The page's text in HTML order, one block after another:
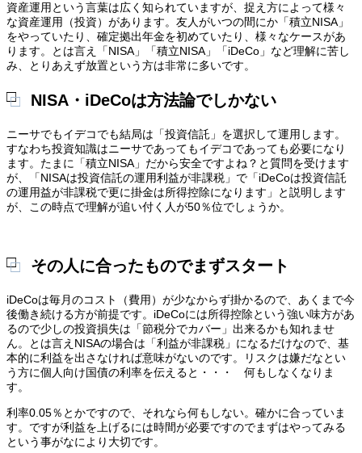
資産運用という言葉は広く知られていますが、捉え方によって様々
な資産運用（投資）があります。友人がいつの間にか「積立NISA」
をやっていたり、確定拠出年金を初めていたり、様々なケースがあ
ります。とは言え「NISA」「積立NISA」「iDeCo」など理解に苦し
み、とりあえず放置という方は非常に多いです。
NISA・iDeCoは方法論でしかない
ニーサでもイデコでも結局は「投資信託」を選択して運用します。
すなわち投資知識はニーサであってもイデコであっても必要になり
ます。たまに「積立NISA」だから安全ですよね？と質問を受けます
が、「NISAは投資信託の運用利益が非課税」で「iDeCoは投資信託
の運用益が非課税で更に掛金は所得控除になります」と説明します
が、この時点で理解が追い付く人が50％位でしょうか。
その人に合ったものでまずスタート
iDeCoは毎月のコスト（費用）が少なからず掛かるので、あくまで今
後働き続ける方が前提です。iDeCoには所得控除という強い味方があ
るので少しの投資損失は「節税分でカバー」出来るかも知れませ
ん。とは言えNISAの場合は「利益が非課税」になるだけなので、基
本的に利益を出さなければ意味がないのです。リスクは嫌だなとい
う方に個人向け国債の利率を伝えると・・・ 何もしなくなりま
す。
利率0.05％とかですので、それなら何もしない。確かに合っていま
す。ですが利益を上げるには時間が必要ですのでまずはやってみる
という事がなにより大切です。